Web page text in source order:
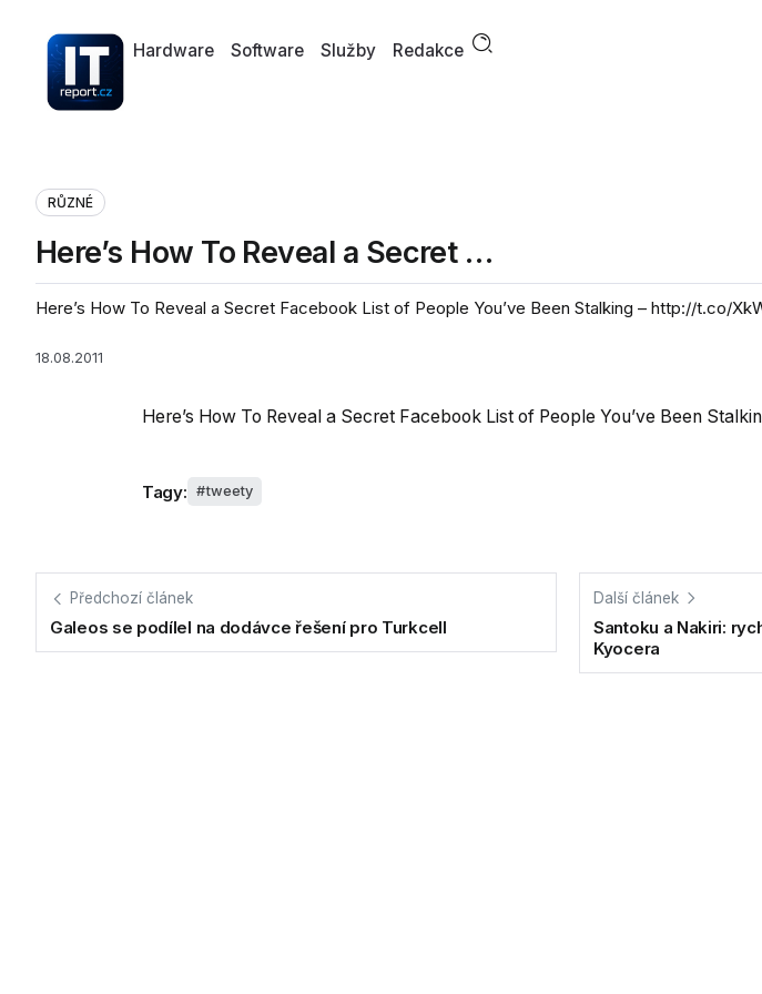
Hardware Software Služby Redakce
RŮZNÉ
Here’s How To Reveal a Secret …
Here’s How To Reveal a Secret Facebook List of People You’ve Been Stalking – http://t.co/
18.08.2011
Here’s How To Reveal a Secret Facebook List of People You’ve Been
Tagy: tweety
Předchozí článek
Galeos se podílel na dodávce řešení pro Turkcell
Další článek
Santoku a Nakiri:
Kyocera